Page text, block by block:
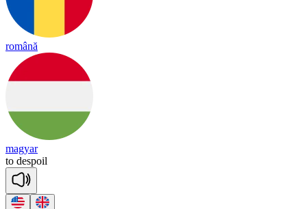
română
magyar
to despoil